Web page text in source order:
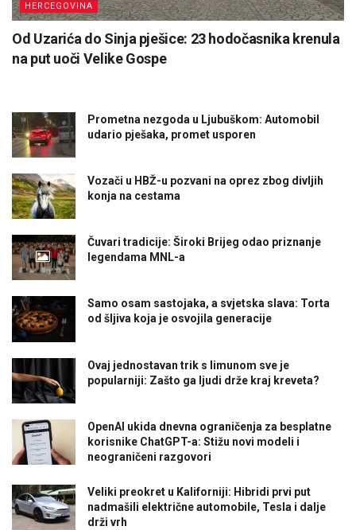
HERCEGOVINA
Od Uzarića do Sinja pješice: 23 hodočasnika krenula
na put uoči Velike Gospe
Prometna nezgoda u Ljubuškom: Automobil
udario pješaka, promet usporen
Vozači u HBŽ-u pozvani na oprez zbog divljih
konja na cestama
Čuvari tradicije: Široki Brijeg odao priznanje
legendama MNL-a
Samo osam sastojaka, a svjetska slava: Torta
od šljiva koja je osvojila generacije
Ovaj jednostavan trik s limunom sve je
popularniji: Zašto ga ljudi drže kraj kreveta?
OpenAI ukida dnevna ograničenja za besplatne
korisnike ChatGPT-a: Stižu novi modeli i
neograničeni razgovori
Veliki preokret u Kaliforniji: Hibridi prvi put
nadmašili električne automobile, Tesla i dalje
drži vrh